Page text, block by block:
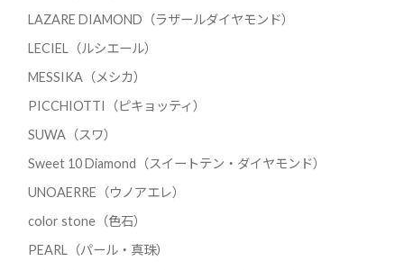
LAZARE DIAMOND（ラザールダイヤモンド）
LECIEL（ルシエール）
MESSIKA（メシカ）
PICCHIOTTI（ピキョッティ）
SUWA（スワ）
Sweet 10 Diamond（スイートテン・ダイヤモンド）
UNOAERRE（ウノアエレ）
color stone（色石）
PEARL（パール・真珠）